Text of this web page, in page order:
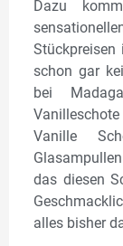
Dazu
schon gar
bei
Vanille
das diesen
alles bisher